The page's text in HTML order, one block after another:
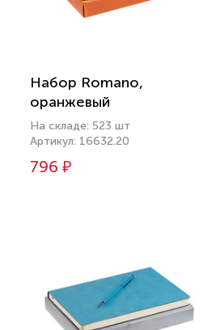
Набор Romano,
оранжевый
На складе: 523 шт
Артикул: 16632.20
796 ₽